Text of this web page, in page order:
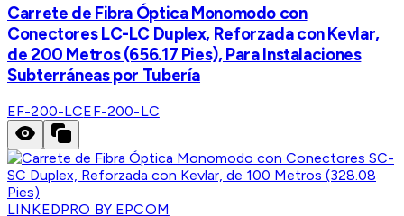
Carrete de Fibra Óptica Monomodo con
Conectores LC-LC Duplex, Reforzada con Kevlar,
de 200 Metros (656.17 Pies), Para Instalaciones
Subterráneas por Tubería
EF-200-LCEF-200-LC
LINKEDPRO BY EPCOM